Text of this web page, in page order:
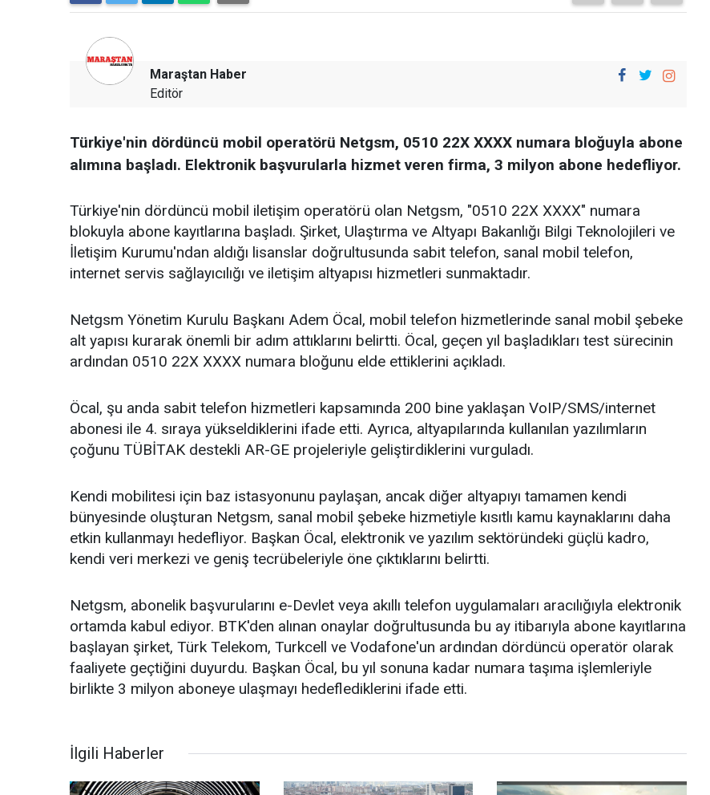
Maraştan Haber
Editör
Türkiye'nin dördüncü mobil operatörü Netgsm, 0510 22X XXXX numara bloğuyla abone
alımına başladı. Elektronik başvurularla hizmet veren firma, 3 milyon abone hedefliyor.
Türkiye'nin dördüncü mobil iletişim operatörü olan Netgsm, "0510 22X XXXX" numara
blokuyla abone kayıtlarına başladı. Şirket, Ulaştırma ve Altyapı Bakanlığı Bilgi Teknolojileri ve
İletişim Kurumu'ndan aldığı lisanslar doğrultusunda sabit telefon, sanal mobil telefon,
internet servis sağlayıcılığı ve iletişim altyapısı hizmetleri sunmaktadır.
Netgsm Yönetim Kurulu Başkanı Adem Öcal, mobil telefon hizmetlerinde sanal mobil şebeke
alt yapısı kurarak önemli bir adım attıklarını belirtti. Öcal, geçen yıl başladıkları test sürecinin
ardından 0510 22X XXXX numara bloğunu elde ettiklerini açıkladı.
Öcal, şu anda sabit telefon hizmetleri kapsamında 200 bine yaklaşan VoIP/SMS/internet
abonesi ile 4. sıraya yükseldiklerini ifade etti. Ayrıca, altyapılarında kullanılan yazılımların
çoğunu TÜBİTAK destekli AR-GE projeleriyle geliştirdiklerini vurguladı.
Kendi mobilitesi için baz istasyonunu paylaşan, ancak diğer altyapıyı tamamen kendi
bünyesinde oluşturan Netgsm, sanal mobil şebeke hizmetiyle kısıtlı kamu kaynaklarını daha
etkin kullanmayı hedefliyor. Başkan Öcal, elektronik ve yazılım sektöründeki güçlü kadro,
kendi veri merkezi ve geniş tecrübeleriyle öne çıktıklarını belirtti.
Netgsm, abonelik başvurularını e-Devlet veya akıllı telefon uygulamaları aracılığıyla elektronik
ortamda kabul ediyor. BTK'den alınan onaylar doğrultusunda bu ay itibarıyla abone kayıtlarına
başlayan şirket, Türk Telekom, Turkcell ve Vodafone'un ardından dördüncü operatör olarak
faaliyete geçtiğini duyurdu. Başkan Öcal, bu yıl sonuna kadar numara taşıma işlemleriyle
birlikte 3 milyon aboneye ulaşmayı hedeflediklerini ifade etti.
İlgili Haberler